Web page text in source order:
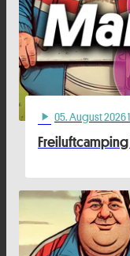
play_arrow 05. August 2026
Freiluftcamping